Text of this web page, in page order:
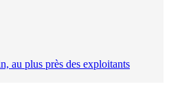
au plus près des exploitants